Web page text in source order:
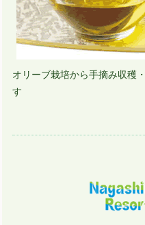
オリーブ栽培から手摘み収穫
す